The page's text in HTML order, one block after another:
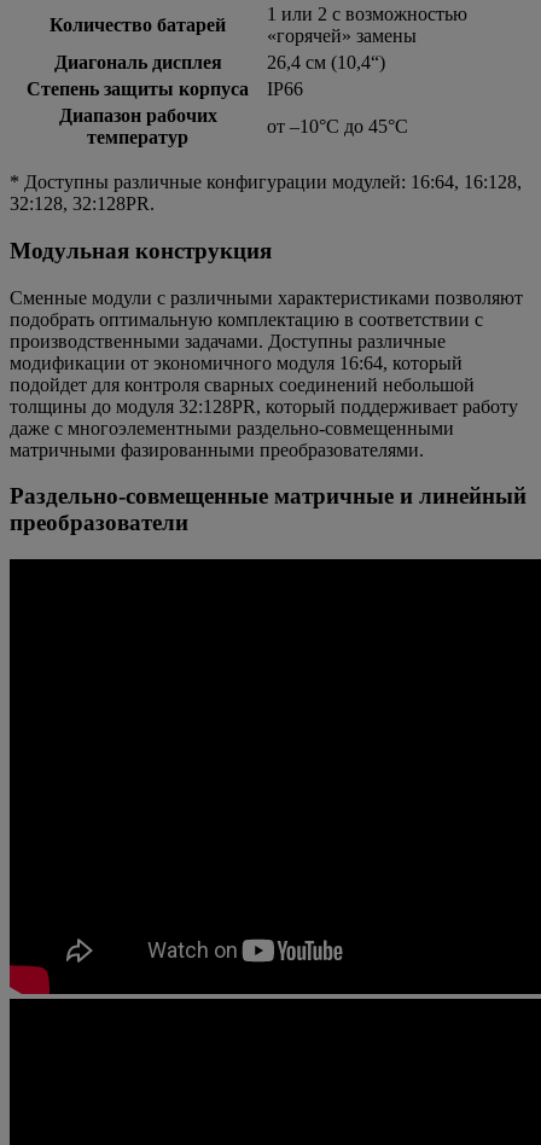
Количество батарей
1 или 2 с возможностью
«горячей» замены
Диагональ дисплея
26,4 см (10,4“)
Степень защиты корпуса
IP66
Диапазон рабочих
температур
от –10°C до 45°C
* Доступны различные конфигурации модулей: 16:64, 16:128,
32:128, 32:128PR.
Модульная конструкция
Сменные модули с различными характеристиками позволяют
подобрать оптимальную комплектацию в соответствии с
производственными задачами. Доступны различные
модификации от экономичного модуля 16:64, который
подойдет для контроля сварных соединений небольшой
толщины до модуля 32:128PR, который поддерживает работу
даже с многоэлементными раздельно-совмещенными
матричными фазированными преобразователями.
Раздельно-совмещенные матричные и линейный
преобразователи